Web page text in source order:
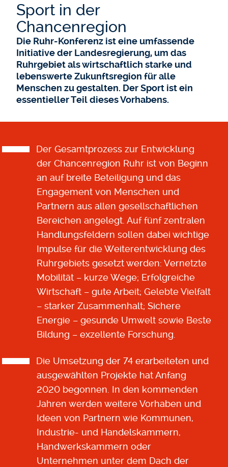
Sport in der
Chancenregion
Die Ruhr-Konferenz ist eine umfassende
Initiative der Landesregierung, um das
Ruhrgebiet als wirtschaftlich starke und
lebenswerte Zukunftsregion für alle
Menschen zu gestalten. Der Sport ist ein
essentieller Teil dieses Vorhabens.
Der Gesamtprozess zur Entwicklung
der Chancenregion Ruhr ist von Beginn
an auf breite Beteiligung und das
Engagement von Menschen und
Partnern aus allen gesellschaftlichen
Bereichen angelegt. Auf fünf zentralen
Handlungsfeldern sollen dabei wichtige
Impulse für die Weiterentwicklung des
Ruhrgebiets gesetzt werden: Vernetzte
Mobilität – kurze Wege; Erfolgreiche
Wirtschaft – gute Arbeit; Gelebte Vielfalt
– starker Zusammenhalt; Sichere
Energie – gesunde Umwelt sowie Beste
Bildung – exzellente Forschung.
Die Umsetzung der 74 erarbeiteten und
ausgewählten Projekte hat Anfang
2020 begonnen. In den kommenden
Jahren werden weitere Vorhaben und
Ideen von Partnern wie Kommunen,
Industrie- und Handelskammern,
Handwerkskammern oder
Unternehmen unter dem Dach der